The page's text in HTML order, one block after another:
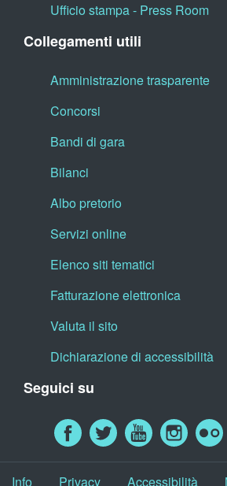
Ufficio stampa - Press Room
Collegamenti utili
Amministrazione trasparente
Concorsi
Bandi di gara
Bilanci
Albo pretorio
Servizi online
Elenco siti tematici
Fatturazione elettronica
Valuta il sito
Dichiarazione di accessibilità
Seguici su
Info Privacy Accessibilità